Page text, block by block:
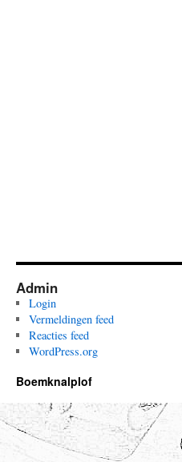
Admin
Login
Vermeldingen feed
Reacties feed
WordPress.org
Boemknalplof